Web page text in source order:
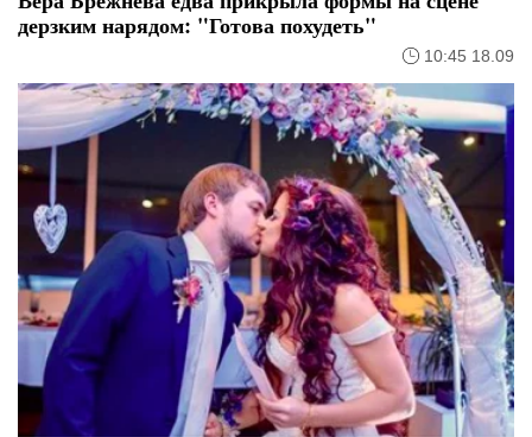
дерзким нарядом: "Готова похудеть"
10:45 18.09